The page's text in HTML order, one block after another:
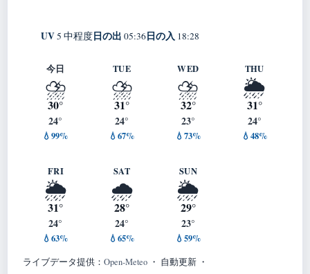
UV5 中程度日の出 05:36日の入 18:28
今日
⛈️
30°
24°
💧99%
TUE
⛈️
31°
24°
💧67%
WED
⛈️
32°
23°
💧73%
THU
🌦️
31°
24°
💧48%
FRI
🌦️
31°
24°
💧63%
SAT
🌧️
28°
24°
💧65%
SUN
🌦️
29°
23°
💧59%
ライブデータ提供： Open-Meteo ・ 自動更新 ・